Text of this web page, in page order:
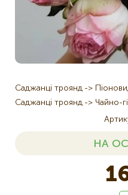
Саджанці троянд
Саджанці троянд
Чайно-
НА